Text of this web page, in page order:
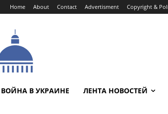
Home About Contact Advertisment Copyright &
ВОЙНА В УКРАИНЕ ЛЕНТА НОВОСТЕЙ